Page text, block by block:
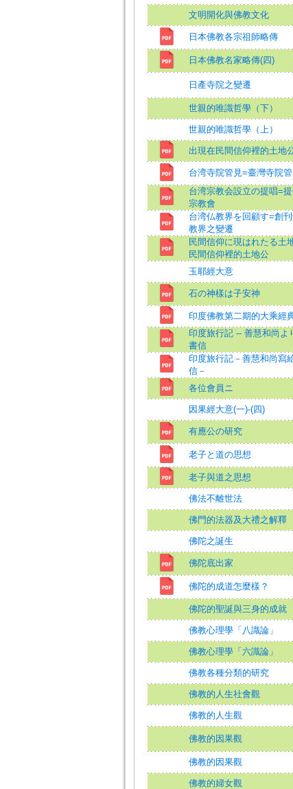
文明開化與佛教文化
日本佛教各宗祖師略傳
日本佛教名家略傳(四)
日產寺院之變遷
世親的唯識哲學（下）
世親的唯識哲學（上）
出現在民間信仰裡的土地
台湾寺院管見=臺灣寺院
台湾宗教会設立の提唱=
宗教會
台湾仏教界を回顧す=創
教界之變遷
民間信仰に現はれたる土
民間信仰裡的土地公
玉耶經大意
石の神樣は子安神
印度佛教第二期的大乘經
印度旅行記 -- 善慧和尚よ
書信
印度旅行記－善慧和尚寫
信－
各位會員ニ
因果經大意(一)-(四)
有應公の研究
老子と道の思想
老子與道之思想
佛法不離世法
佛門的法器及大禮之解釋
佛陀之誕生
佛陀底出家
佛陀的成道怎麼樣？
佛陀的聖誕與三身的成就
佛教心理學「八識論」
佛教心理學「六識論」
佛教各種分類的研究
佛教的人生社會觀
佛教的人生觀
佛教的因果觀
佛教的因果觀
佛教的婦女觀